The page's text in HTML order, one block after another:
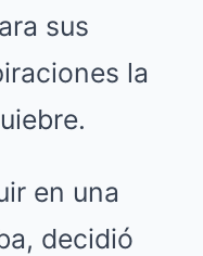
sus
la
en una
decidió